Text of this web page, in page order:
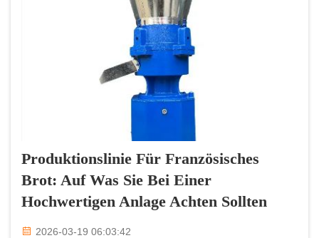
Produktionslinie Für Französisches
Brot: Auf Was Sie Bei Einer
Hochwertigen Anlage Achten Sollten
2026-03-19 06:03:42